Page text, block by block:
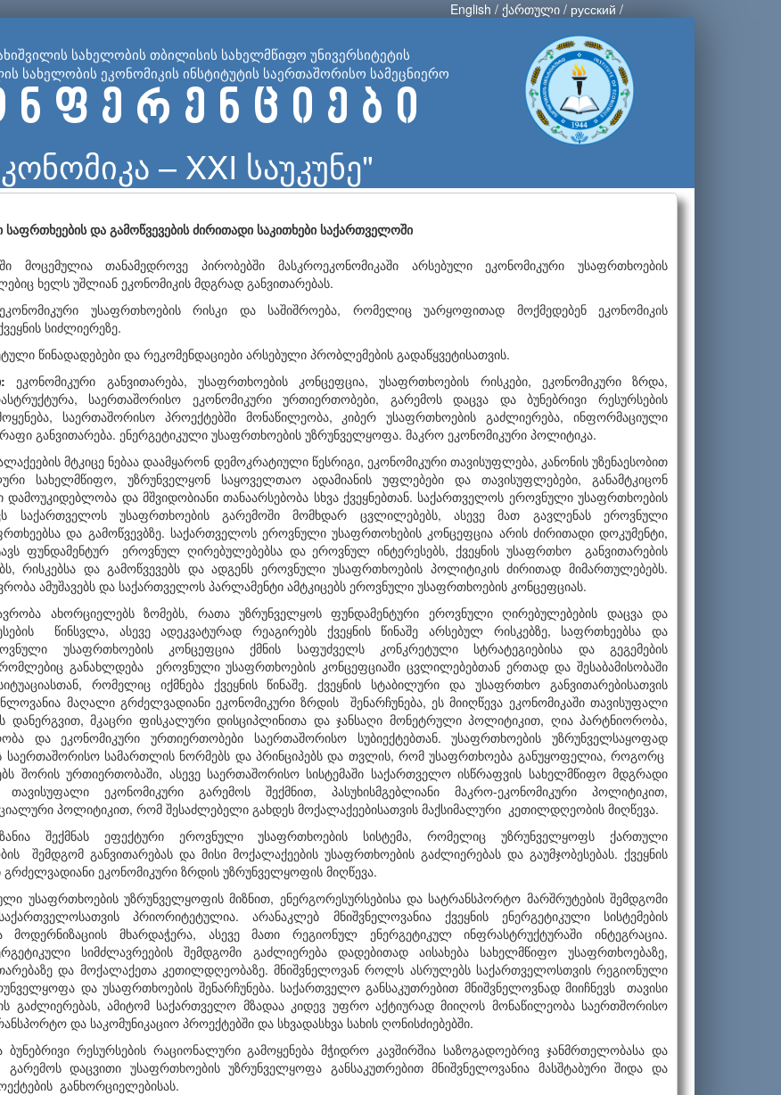
English / ქართული / русский /
სახელობის თბილისის სახელმწიფო უნივერსიტეტის
სახელობის ეკონომიკის ინსტიტუტის საერთაშორისო სამეცნიერო
ნ ფ ე რ ე ნ ც ი ე ბ ი
– XXI საუკუნე"
და გამოწვევების ძირითადი საკითხები საქართველოში
მოცემულია თანამედროვე პირობებში მასკროეკონომიკაში არსებული ეკონომიკური უსაფრთხოების
ხელს უშლიან ეკონომიკის მდგრად განვითარებას.
უსაფრთხოების რისკი და საშიშროება, რომელიც უარყოფითად მოქმედებენ ეკონომიკის
სიძლიერეზე.
წინადადებები და რეკომენდაციები არსებული პრობლემების გადაწყვეტისათვის.
ეკონომიკური განვითარება, უსაფრთხოების კონცეფცია, უსაფრთხოების რისკები, ეკონომიკური ზრდა,
საერთაშორისო ეკონომიკური ურთიერთობები, გარემოს დაცვა და ბუნებრივი რესურსების
საერთაშორისო პროექტებში მონაწილეობა, კიბერ უსაფრთხოების გაძლიერება, ინფორმაციული
განვითარება. ენერგეტიკული უსაფრთხოების უზრუნველყოფა. მაკრო ეკონომიკური პოლიტიკა.
მტკიცე ნებაა დაამყარონ დემოკრატიული წესრიგი, ეკონომიკური თავისუფლება, კანონის უზენაესობით
სახელმწიფო, უზრუნველყონ საყოველთაო ადამიანის უფლებები და თავისუფლებები, განამტკიცონ
დამოუკიდებლობა და მშვიდობიანი თანაარსებობა სხვა ქვეყნებთან. საქართველოს ეროვნული უსაფრთხოების
საქართველოს უსაფრთხოების გარემოში მომხდარ ცვლილებებს, ასევე მათ გავლენას ეროვნული
და გამოწვევბზე. საქართველოს ეროვნული უსაფრთოხების კონცეფცია არის ძირითადი დოკუმენტი,
ფუნდამენტურ ეროვნულ ღირებულებებსა და ეროვნულ ინტერესებს, ქვეყნის უსაფრთხო განვითარების
რისკებსა და გამოწვევებს და ადგენს ეროვნული უსაფრთხოების პოლიტიკის ძირითად მიმართულებებს.
ამუშავებს და საქართველოს პარლამენტი ამტკიცებს ეროვნული უსაფრთხოების კონცეფციას.
ახორციელებს ზომებს, რათა უზრუნველყოს ფუნდამენტური ეროვნული ღირებულებების დაცვა და
წინსვლა, ასევე ადეკვატურად რეაგირებს ქვეყნის წინაშე არსებულ რისკებზე, საფრთხეებსა და
უსაფრთხოების კონცეფცია ქმნის საფუძველს კონკრეტული სტრატეგიებისა და გეგემების
რომლებიც განახლდება ეროვნული უსაფრთხოების კონცეფციაში ცვლილებებთან ერთად და შესაბამისობაში
რომელიც იქმნება ქვეყნის წინაშე. ქვეყნის სტაბილური და უსაფრთხო განვითარებისათვის
მაღალი გრძელვადიანი ეკონომიკური ზრდის შენარჩუნება, ეს მიიღწევა ეკონომიკაში თავისუფალი
დანერგვით, მკაცრი ფისკალური დისციპლინითა და ჯანსაღი მონეტრული პოლიტიკით, ღია პარტნიორობა,
და ეკონომიკური ურთიერთობები საერთაშორისო სუბიექტებთან. უსაფრთხოების უზრუნველსაყოფად
საერთაშორისო სამართლის ნორმებს და პრინციპებს და თვლის, რომ უსაფრთხოება განუყოფელია, როგორც
შორის ურთიერთობაში, ასევე საერთაშორისო სისტემაში საქართველო ისწრაფვის სახელმწიფო მდგრადი
თავისუფალი ეკონომიკური გარემოს შექმნით, პასუხისმგებლიანი მაკრო-ეკონომიკური პოლიტიკით,
პოლიტიკით, რომ შესაძლებელი გახდეს მოქალაქეებისათვის მაქსიმალური კეთილდღეობის მიღწევა.
შექმნას ეფექტური ეროვნული უსაფრთხოების სისტემა, რომელიც უზრუნველყოფს ქართული
შემდგომ განვითარებას და მისი მოქალაქეების უსაფრთხოების გაძლიერებას და გაუმჯობესებას. ქვეყნის
გრძელვადიანი ეკონომიკური ზრდის უზრუნველყოფის მიღწევა.
უსაფრთხოების უზრუნველყოფის მიზნით, ენერგორესურსებისა და სატრანსპორტო მარშრუტების შემდგომი
პრიორიტეტულია. არანაკლებ მნიშვნელოვანია ქვეყნის ენერგეტიკული სისტემების
მოდერნიზაციის მხარდაჭერა, ასევე მათი რეგიონულ ენერგეტიკულ ინფრასტრუქტურაში ინტეგრაცია.
სიმძლავრეების შემდგომი გაძლიერება დადებითად აისახება სახელმწიფო უსაფრთხოებაზე,
და მოქალაქეთა კეთილდღეობაზე. მნიშვნელოვან როლს ასრულებს საქართველოსთვის რეგიონული
და უსაფრთხოების შენარჩუნება. საქართველო განსაკუთრებით მნიშვნელოვნად მიიჩნევს თავისი
გაძლიერებას, ამიტომ საქართველო მზადაა კიდევ უფრო აქტიურად მიიღოს მონაწილეობა საერთშორისო
და საკომუნიკაციო პროექტებში და სხვადასხვა სახის ღონისძიებებში.
რესურსების რაციონალური გამოყენება მჭიდრო კავშირშია საზოგადოებრივ ჯანმრთელობასა და
გარემოს დაცვითი უსაფრთხოების უზრუნველყოფა განსაკუთრებით მნიშვნელოვანია მასშტაბური შიდა და
განხორციელებისას.